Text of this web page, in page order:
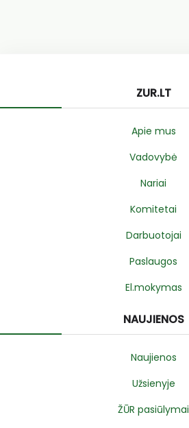
ZUR.LT
Apie mus
Vadovybė
Nariai
Komitetai
Darbuotojai
Paslaugos
El.mokymas
NAUJIENOS
Naujienos
Užsienyje
ŽŪR pasiūlymai